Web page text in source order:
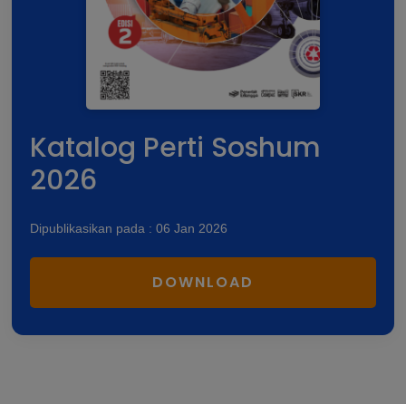
Katalog Perti Soshum
2026
Dipublikasikan pada : 06 Jan 2026
DOWNLOAD